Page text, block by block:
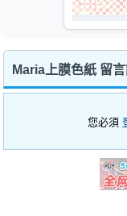
Maria上膜色紙 留
您必須